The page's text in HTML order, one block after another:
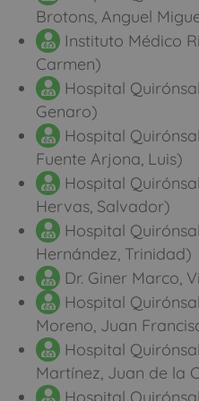
Brotons, Anguel
Instituto Médico
Carmen)
Hospital
Genaro)
Hospital
Fuente Arjona, Luis)
Hospital
Hervas, Salvador)
Hospital
Hernández, Trinidad)
Dr. Giner Marco,
Hospital
Moreno, Juan
Hospital
Martínez, Juan de la